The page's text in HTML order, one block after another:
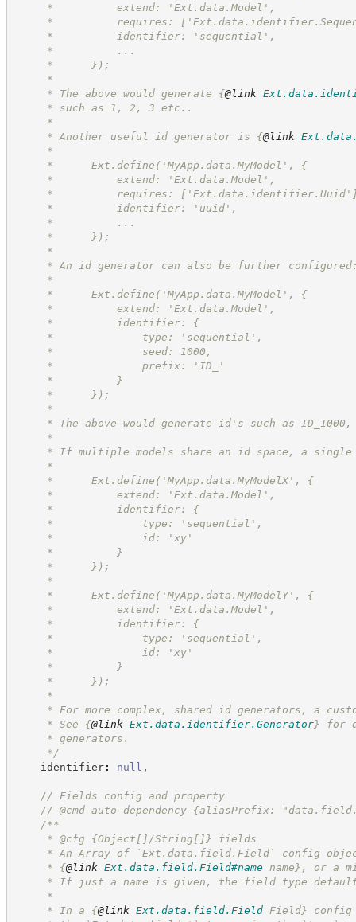
*          extend: 'Ext.data.Model',
*          requires:
*          identifier: 'sequential',
*          ...
*      });
*
* The above would generate {@link
* such as 1, 2, 3 etc..
*
* Another useful id generator is {@link
*
*      Ext.define('MyApp.data.MyModel', {
*          extend: 'Ext.data.Model',
*          requires:
*          identifier: 'uuid',
*          ...
*      });
*
* An id generator can also be further
*
*      Ext.define('MyApp.data.MyModel', {
*          extend: 'Ext.data.Model',
*          identifier: {
*              type: 'sequential',
*              seed: 1000,
*              prefix: 'ID_'
*          }
*      });
*
* The above would generate id's such as ID_1000,
*
* If multiple models share an id space, a single
*
*      Ext.define('MyApp.data.MyModelX', {
*          extend: 'Ext.data.Model',
*          identifier: {
*              type: 'sequential',
*              id: 'xy'
*          }
*      });
*
*      Ext.define('MyApp.data.MyModelY', {
*          extend: 'Ext.data.Model',
*          identifier: {
*              type: 'sequential',
*              id: 'xy'
*          }
*      });
*
* For more complex, shared id generators, a
* See {@link Ext.data.identifier.Generator} for
* generators.
*/
identifier: null ,
// Fields config and property
// @cmd-auto-dependency {aliasPrefix:
/**
* @cfg {Object[]/String[]} fields
* An Array of `Ext.data.field.Field` config
* {@link Ext.data.field.Field#name name} , or a
* If just a name is given, the field type
*
* In a {@link Ext.data.field.Field Field} config